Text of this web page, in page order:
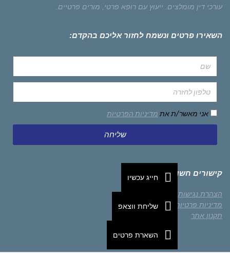
עורכי דין מומלצים. ייעוץ עם רופא פרטי, מורים פרטיים.
השאירו פרטים ונשמח לחזור אליכם בהקדם:
אני מאשר/ת את מדיניות הפרטיות
שליחה
קישורים חשובים
הצהרת נגישות
מדיניות פרטיות
תקנון אתר
חייג עכשיו
שליחת ווצאפ
השארת פרטים